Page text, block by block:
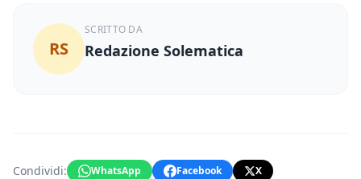
RS
SCRITTO DA
Redazione Solematica
Condividi: WhatsApp Facebook
X